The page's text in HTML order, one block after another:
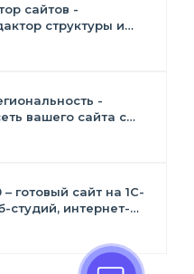
сайтов -
структуры и
-
вашего сайта с
готовый сайт на 1C-
студий, интернет-